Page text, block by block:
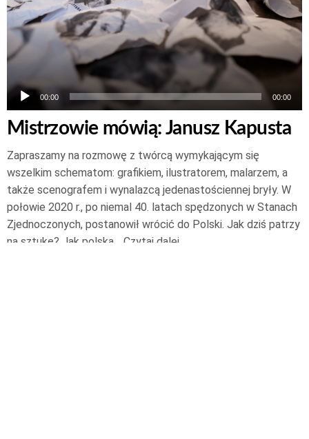
00:00 00:00
Mistrzowie mówią: Janusz Kapusta
Zapraszamy na rozmowę z twórcą wymykającym się
wszelkim schematom: grafikiem, ilustratorem, malarzem, a
także scenografem i wynalazcą jedenastościennej bryły. W
połowie 2020 r., po niemal 40. latach spędzonych w Stanach
Zjednoczonych, postanowił wrócić do Polski. Jak dziś patrzy
na sztukę? Jak polska… Czytaj dalej